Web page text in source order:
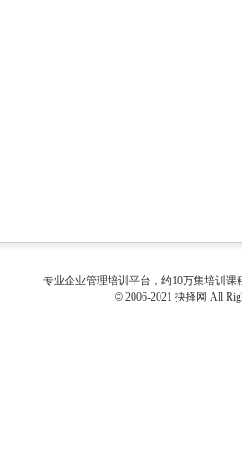
专业企业管理培训 平台，约10万集培训课
© 2006-2021 抉择网 All